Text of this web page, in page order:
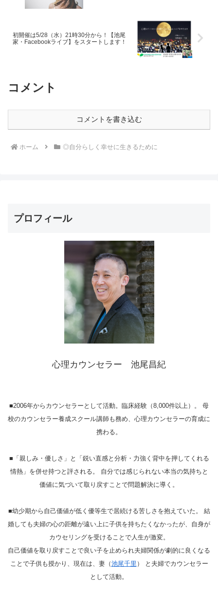
初開催は5/28（水）21時30分から！【池尾
家・Facebookライブ】をスタートします！
コメント
コメントを書き込む
ホーム ◎自分らしく幸せに生きるために
プロフィール
心理カウンセラー 池尾昌紀
■2006年からカウンセラーとして活動。臨床経験（8,000件以上）。 母
校のカウンセラー養成スクール講師も務め、心理カウンセラーの育成に
携わる。
■「親しみ・優しさ」と「鋭い直感と分析・力強く背中を押してくれる
情熱」を併せ持つと評される。 自分では感じられない本当の気持ちと
価値に気づいて取り戻すことで問題解決に導く。
■幼少期から自己価値が低く優等生で居続ける苦しさを抱えていた。 結
婚しても夫婦の心の距離が遠い上に子供を持ちたくなかったが、自身が
カウセリングを受けることで人生が激変。
自己価値を取り戻すことで良い子を止められ夫婦関係が劇的に良くなる
ことで子供も授かり、現在は、妻（池尾千里 ） と夫婦でカウンセラー
として活動。